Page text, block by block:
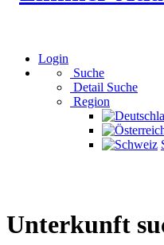
Login
Suche
Detail Suche
Region
Unterkunft